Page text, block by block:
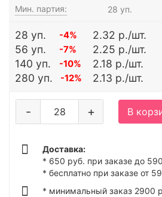
Мин. партия:
28 уп.
28 уп. -4%
2.32 р./шт.
56 уп.
-7%
2.25 р./шт.
140 уп.
-10%
2.18 р./шт.
280 уп.
-12% 2.13 р./шт.
+
- В
Доставка:
* 650 руб. при заказе до
* бесплатно при заказе от
* минимальный заказ 2900